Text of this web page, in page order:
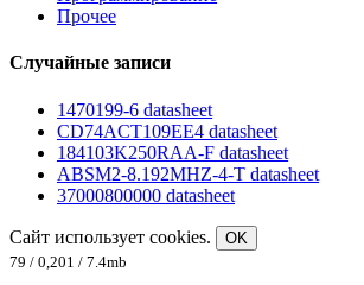
Прочее
Случайные записи
1470199-6 datasheet
CD74ACT109EE4 datasheet
184103K250RAA-F datasheet
ABSM2-8.192MHZ-4-T datasheet
37000800000 datasheet
Сайт использует cookies.
OK
79 / 0,201 / 7.4mb